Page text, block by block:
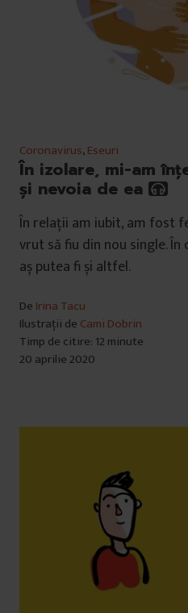
Coronavirus,Eseuri
În izolare, mi-am
și nevoia de ea
În relații am iubit, am fost
vrut să fiu din nou single.
aș putea fi și altfel.
De Irina Tacu
Ilustrații de Cami Dobrin
Timp de citire: 12 minute
20 aprilie 2020